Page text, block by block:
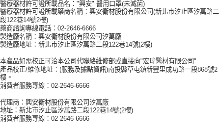
任。
４．使用「AFTEE先享後付」時，將依據個別帳號之用戶狀況，依本公司即
時審查核予不同之上限額度；若仍有額度不足之情形，本公司將視審查結果
請求用戶進行身份認證。
５．嚴禁一人註冊多個帳號或使用他人資訊註冊。若發現惡意使用之情形，
醫療器材許可證所載品名："興安" 醫用口罩(未滅菌)
醫療器材許可證所載藥商名稱：興安衛材股份有限公司(新北市汐止區汐萬路二
段122巷14號2樓)
藥商諮詢專線電話：02-2646-6666
製造廠名稱：興安衛材股份有限公司汐萬廠
製造廠地址：新北市汐止區汐萬路二段122巷14號(2樓)
本產品如需校正可洽本公司代聯絡維修部或直接向"宏瑋醫材有限公司"
產品校正/維修地址：(服務及據點資訊)南投縣草屯鎮新豐里成功路一段868號2
樓。
消費者服務專線：02-2646-6666
代理商：興安衛材股份有限公司汐萬廠
地址：新北市汐止區汐萬路二段122巷14號(2樓)
消費者服務專線：02-2646-6666